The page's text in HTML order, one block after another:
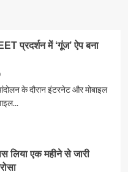
प्रदर्शन में ‘गूंज’ ऐप बना
के दौरान इंटरनेट और मोबाइल
लिया एक महीने से जारी